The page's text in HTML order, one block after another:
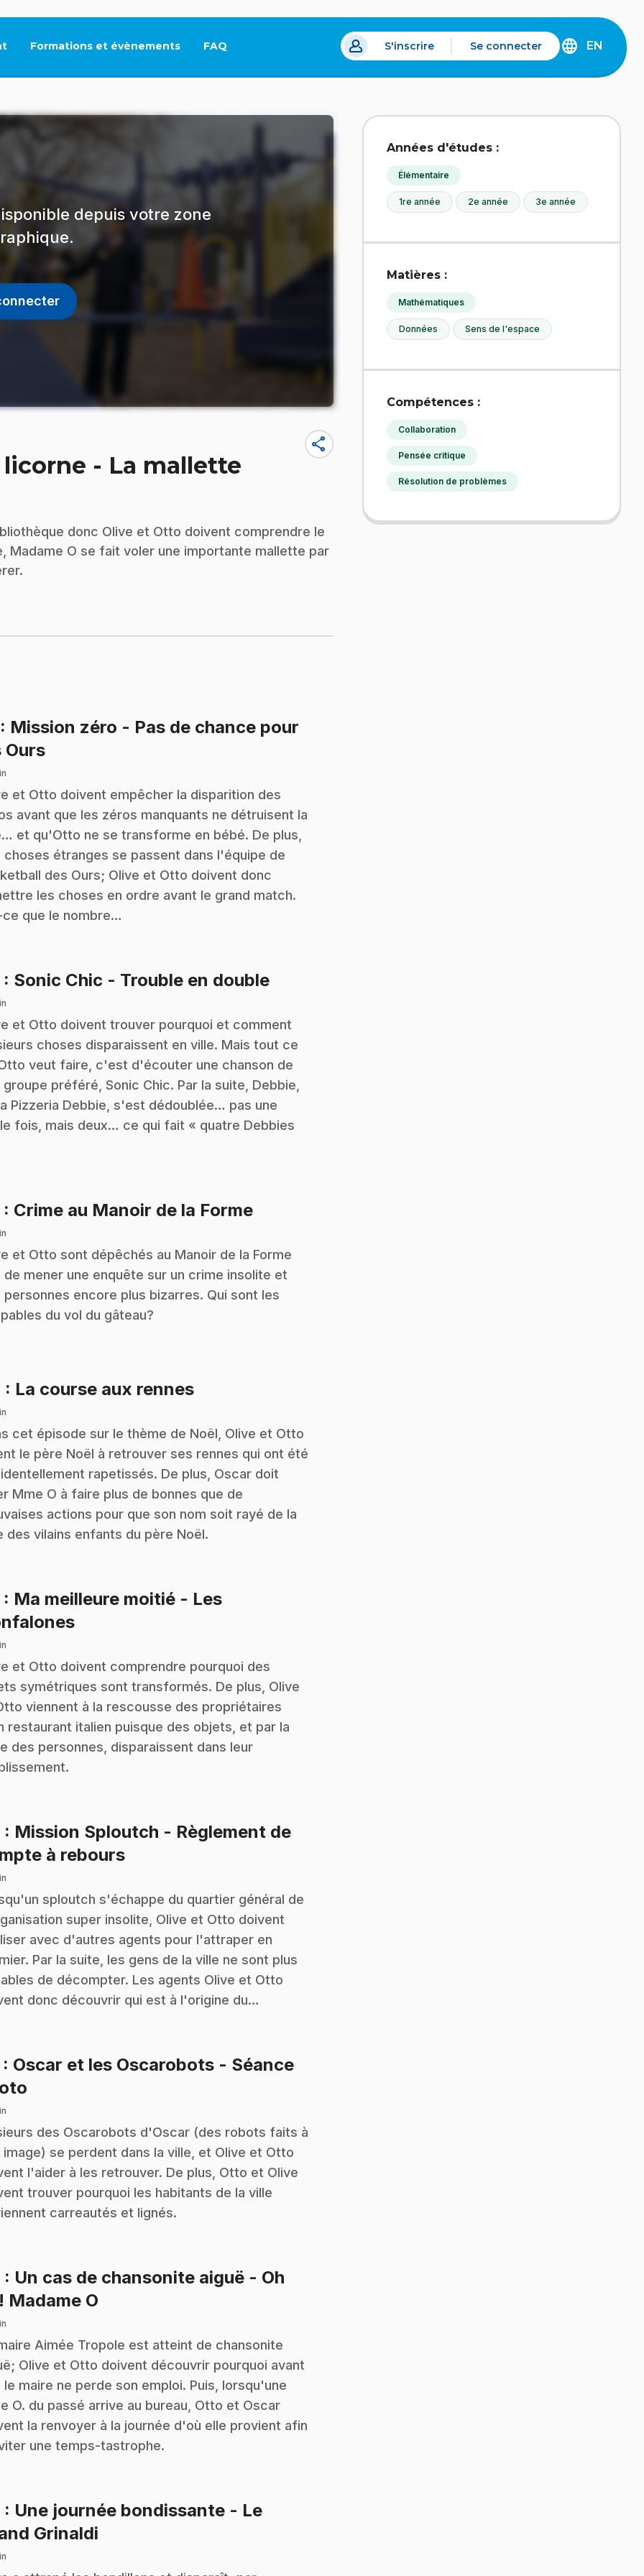
Formations et évènements FAQ
Ce lien s'ouvrira dans un nouvel onglet.
S'inscrire Se connecter
DISCOVER
EN
depuis votre zone
- La mallette
share
donc Olive et Otto doivent comprendre le
Madame O se fait voler une importante mallette par
: Mission zéro - Pas de chance pour
Ours.
et Otto doivent empêcher la disparition des
avant que les zéros manquants ne détruisent la
et qu'Otto ne se transforme en bébé. De plus,
choses étranges se passent dans l'équipe de
des Ours; Olive et Otto doivent donc
les choses en ordre avant le grand match.
ce que le nombre…
: Sonic Chic - Trouble en double.
et Otto doivent trouver pourquoi et comment
choses disparaissent en ville. Mais tout ce
veut faire, c'est d'écouter une chanson de
groupe préféré, Sonic Chic. Par la suite, Debbie,
Pizzeria Debbie, s'est dédoublée… pas une
fois, mais deux… ce qui fait « quatre Debbies
: Crime au Manoir de la Forme.
et Otto sont dépêchés au Manoir de la Forme
de mener une enquête sur un crime insolite et
personnes encore plus bizarres. Qui sont les
du vol du gâteau?
: La course aux rennes.
cet épisode sur le thème de Noël, Olive et Otto
le père Noël à retrouver ses rennes qui ont été
rapetissés. De plus, Oscar doit
Mme O à faire plus de bonnes que de
actions pour que son nom soit rayé de la
des vilains enfants du père Noël.
: Ma meilleure moitié - Les
.
et Otto doivent comprendre pourquoi des
symétriques sont transformés. De plus, Olive
viennent à la rescousse des propriétaires
restaurant italien puisque des objets, et par la
des personnes, disparaissent dans leur
: Mission Sploutch - Règlement de
à rebours.
sploutch s'échappe du quartier général de
super insolite, Olive et Otto doivent
avec d'autres agents pour l'attraper en
Par la suite, les gens de la ville ne sont plus
de décompter. Les agents Olive et Otto
donc découvrir qui est à l'origine du…
: Oscar et les Oscarobots - Séance
des Oscarobots d'Oscar (des robots faits à
image) se perdent dans la ville, et Olive et Otto
l'aider à les retrouver. De plus, Otto et Olive
trouver pourquoi les habitants de la ville
carreautés et lignés.
: Un cas de chansonite aiguë - Oh
Madame O
Aimée Tropole est atteint de chansonite
Olive et Otto doivent découvrir pourquoi avant
le maire ne perde son emploi. Puis, lorsqu'une
O. du passé arrive au bureau, Otto et Oscar
la renvoyer à la journée d'où elle provient afin
une temps-tastrophe.
: Une journée bondissante - Le
Grinaldi
Années d'études :
Élémentaire
1re année 2e année 3e année
Matières :
Mathématiques
Données Sens de l'espace
Compétences :
Collaboration
Pensée critique
Résolution de problèmes